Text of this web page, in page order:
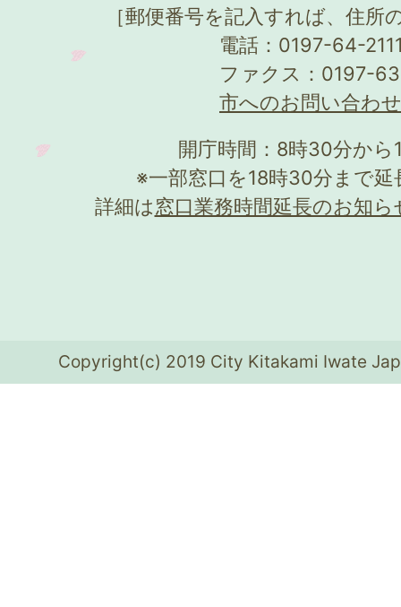
［郵便番号を記入すれば、住所
電話：0197-64-
ファクス：0197-
市へのお問い合わ
開庁時間：8時30分か
※一部窓口を18時30分まで
詳細は窓口業務時間延長のお知ら
Copyright(c) 2019 City Kitakami Iwate